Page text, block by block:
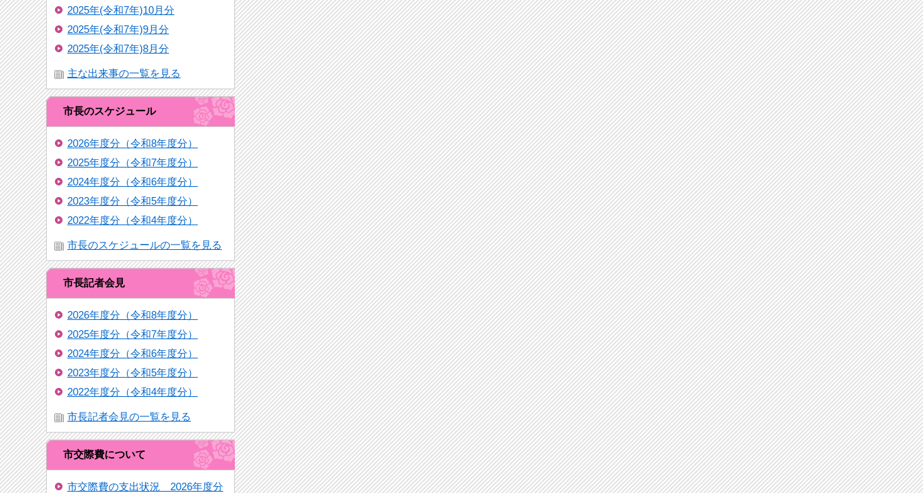
2025年(令和7年)10月分
2025年(令和7年)9月分
2025年(令和7年)8月分
主な出来事の一覧を見る
市長のスケジュール
2026年度分（令和8年度分）
2025年度分（令和7年度分）
2024年度分（令和6年度分）
2023年度分（令和5年度分）
2022年度分（令和4年度分）
市長のスケジュールの一覧を見る
市長記者会見
2026年度分（令和8年度分）
2025年度分（令和7年度分）
2024年度分（令和6年度分）
2023年度分（令和5年度分）
2022年度分（令和4年度分）
市長記者会見の一覧を見る
市交際費について
市交際費の支出状況 2026年度分